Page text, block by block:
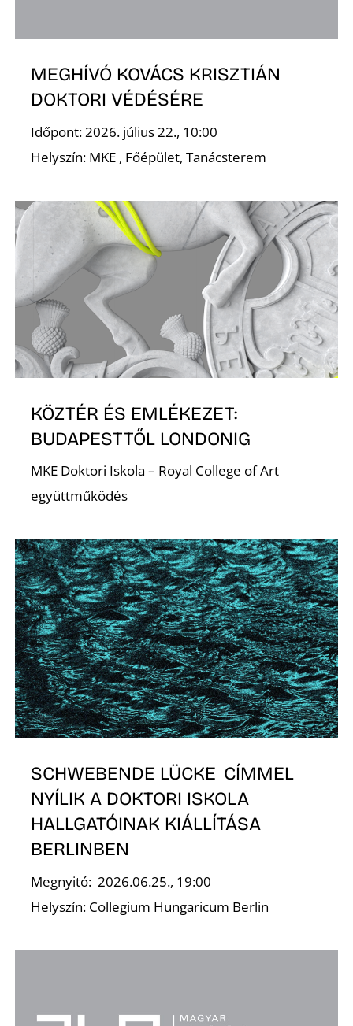
MEGHÍVÓ KOVÁCS KRISZTIÁN
DOKTORI VÉDÉSÉRE
Időpont: 2026. július 22., 10:00
Helyszín: MKE , Főépület, Tanácsterem
KÖZTÉR ÉS EMLÉKEZET:
BUDAPESTTŐL LONDONIG
MKE Doktori Iskola – Royal College of Art
együttműködés
SCHWEBENDE LÜCKE CÍMMEL
NYÍLIK A DOKTORI ISKOLA
HALLGATÓINAK KIÁLLÍTÁSA
BERLINBEN
Megnyitó: 2026.06.25., 19:00
Helyszín: Collegium Hungaricum Berlin